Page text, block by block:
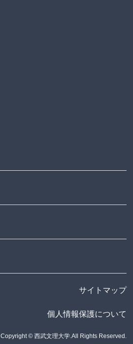
サイトマップ
個人情報保護について
Copyright © 西武文理大学.All Rights Reserved.